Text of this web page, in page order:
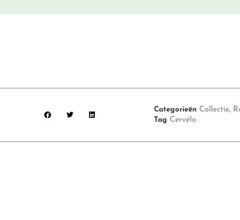
Categorieën Collectie,
Tag Cervélo